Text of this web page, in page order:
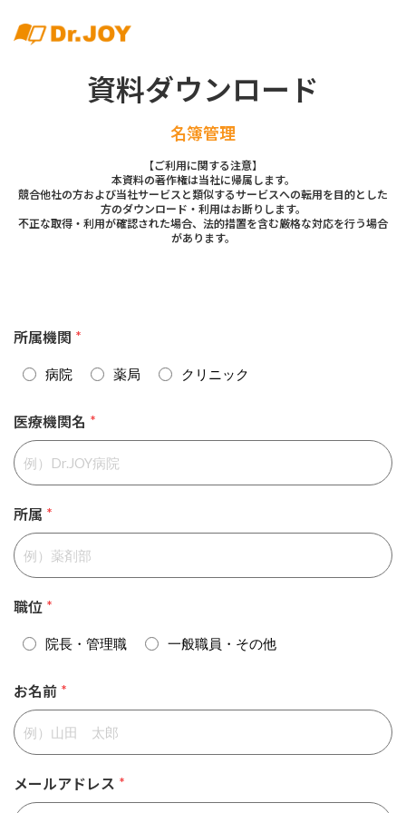
資料ダウンロード
名簿管理
【ご利用に関する注意】
本資料の著作権は当社に帰属します。
競合他社の方および当社サービスと類似するサービスへの転用を目的とした
方のダウンロード・利用はお断りします。
不正な取得・利用が確認された場合、法的措置を含む厳格な対応を行う場合
があります。
所属機関 *
病院 薬局 クリニック
医療機関名 *
所属 *
職位 *
院長・管理職 一般職員・その他
お名前 *
メールアドレス *